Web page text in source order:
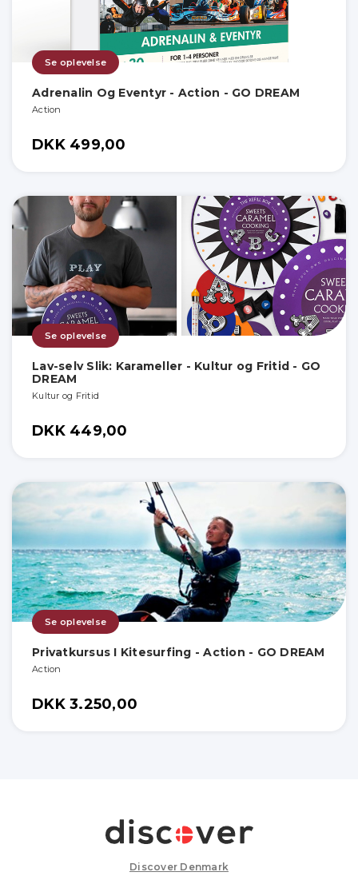
Se oplevelse
Adrenalin Og Eventyr - Action - GO DREAM
Action
DKK 499,00
Se oplevelse
Lav-selv Slik: Karameller - Kultur og Fritid - GO
DREAM
Kultur og Fritid
DKK 449,00
Se oplevelse
Privatkursus I Kitesurfing - Action - GO DREAM
Action
DKK 3.250,00
Discover Denmark